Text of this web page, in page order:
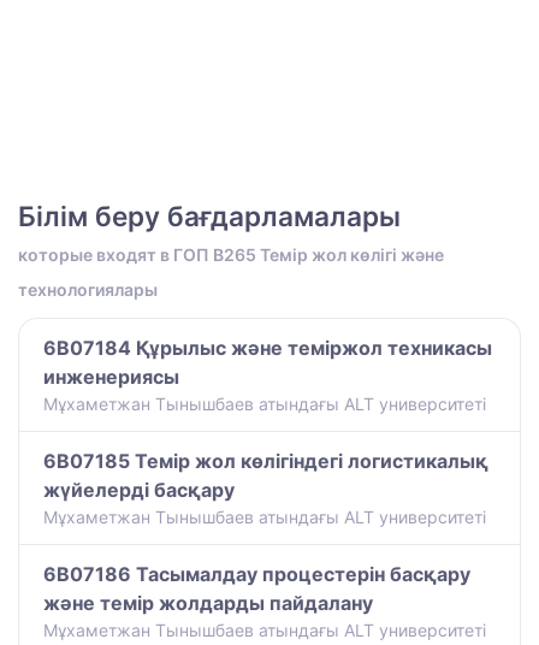
Білім беру бағдарламалары
которые входят в ГОП B265 Темір жол көлігі және
технологиялары
6B07184 Құрылыс және теміржол техникасы
инженериясы
Мұхаметжан Тынышбаев атындағы ALT университеті
6B07185 Темір жол көлігіндегі логистикалық
жүйелерді басқару
Мұхаметжан Тынышбаев атындағы ALT университеті
6B07186 Тасымалдау процестерін басқару
және темір жолдарды пайдалану
Мұхаметжан Тынышбаев атындағы ALT университеті